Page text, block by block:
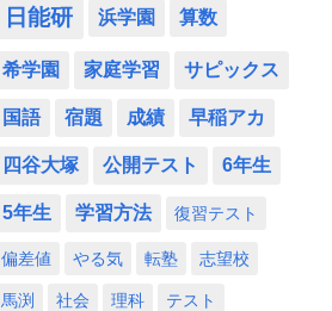
日能研 浜学園 算数
希学園 家庭学習 サピックス
国語 宿題 成績 早稲アカ
四谷大塚 公開テスト 6年生
5年生 学習方法 復習テスト
偏差値 やる気 転塾 志望校
馬渕 社会 理科 テスト